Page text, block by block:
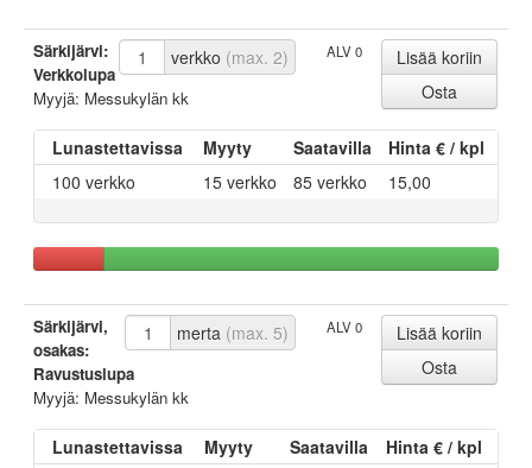
verkko (max. 2)
Särkijärvi:
Verkkolupa
Myyjä: Messukylän kk
ALV 0
Lunastettavissa Myyty Saatavilla
Hinta € / kpl
100 verkko
15 verkko 85 verkko 15,00
merta (max. 5)
Särkijärvi,
osakas:
Ravustuslupa
Myyjä: Messukylän kk
ALV 0
Lunastettavissa Myyty Saatavilla
Hinta € / kpl